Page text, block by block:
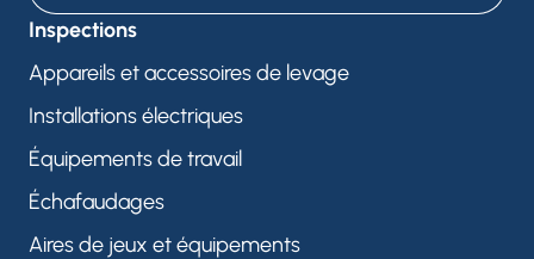
Inspections
Appareils et accessoires de levage
Installations électriques
Équipements de travail
Échafaudages
Aires de jeux et équipements